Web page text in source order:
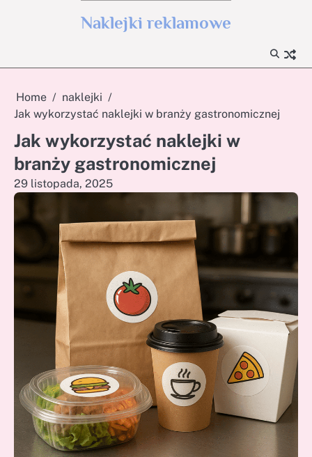
Naklejki reklamowe
Home
naklejki
Jak wykorzystać naklejki w branży gastronomicznej
Jak wykorzystać naklejki w
branży gastronomicznej
29 listopada, 2025